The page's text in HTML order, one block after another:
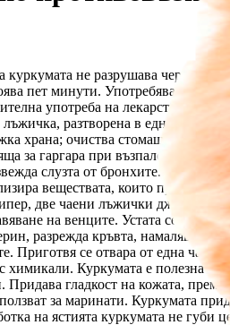
куркумата не разрушава черния
пет минути. Употребява се 2-3
употреба на лекарства.
разтворена в една чаша
храна; очиства стомашно-
за гаргара при възпалено
слузта от бронхите.
веществата, които
две чаени лъжички
на венците. Устата се
разрежда кръвта, намалява
Приготвя се отвара от една
химикали. Куркумата е полезна
гладкост на кожата,
за маринати. Куркумата
на ястията куркумата не губи